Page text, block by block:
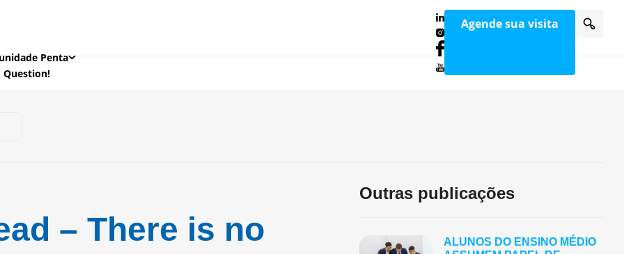
Penta
Agende sua visita
Question!
– There is no
Outras publicações
ALUNOS DO ENSINO MÉDIO